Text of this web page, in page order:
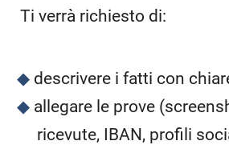
Ti verrà richiesto di:
descrivere i fatti con
allegare le prove
ricevute, IBAN, profili